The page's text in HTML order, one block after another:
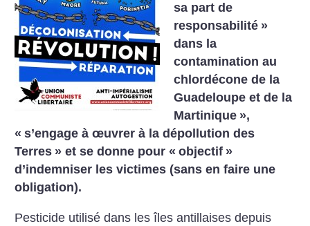
sa part de
responsabilité »
dans la
contamination au
chlordécone de la
Guadeloupe et de la
Martinique »,
« s’engage à œuvrer à la dépollution des
Terres » et se donne pour « objectif »
d’indemniser les victimes (sans en faire une
obligation).
Pesticide utilisé dans les îles antillaises depuis